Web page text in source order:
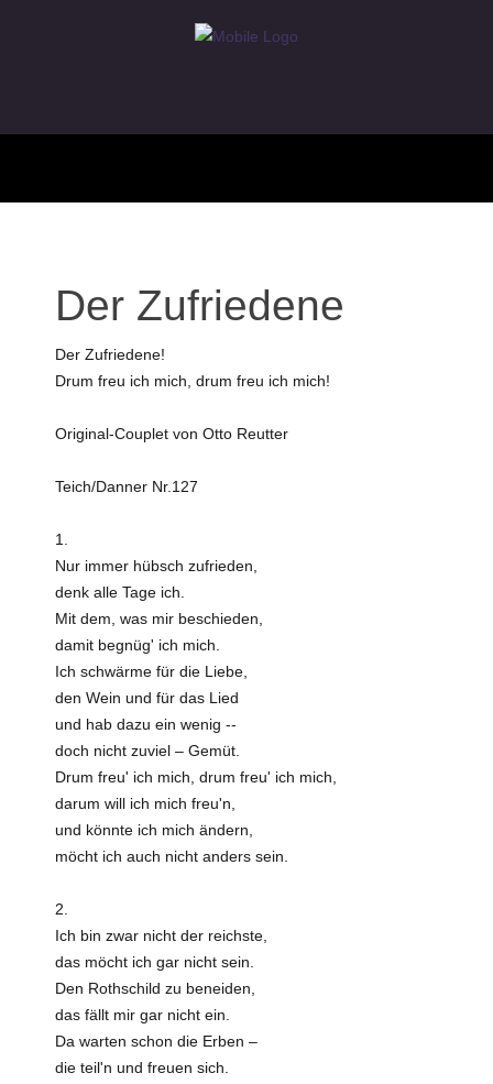
Der Zufriedene
Der Zufriedene!
Drum freu ich mich, drum freu ich mich!
Original-Couplet von Otto Reutter
Teich/Danner Nr.127
1.
Nur immer hübsch zufrieden,
denk alle Tage ich.
Mit dem, was mir beschieden,
damit begnüg' ich mich.
Ich schwärme für die Liebe,
den Wein und für das Lied
und hab dazu ein wenig --
doch nicht zuviel – Gemüt.
Drum freu' ich mich, drum freu' ich mich,
darum will ich mich freu'n,
und könnte ich mich ändern,
möcht ich auch nicht anders sein.
2.
Ich bin zwar nicht der reichste,
das möcht ich gar nicht sein.
Den Rothschild zu beneiden,
das fällt mir gar nicht ein.
Da warten schon die Erben –
die teil'n und freuen sich.